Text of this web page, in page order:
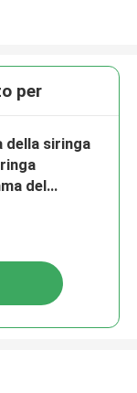
per
della siringa
del